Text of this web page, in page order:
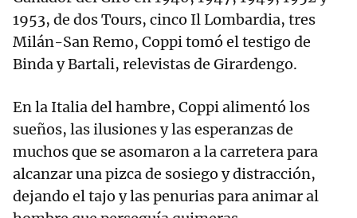
1953, de dos Tours, cinco Il Lombardia, tres
Milán-San Remo, Coppi tomó el testigo de
Binda y Bartali, relevistas de Girardengo.
En la Italia del hambre, Coppi alimentó los
sueños, las ilusiones y las esperanzas de
muchos que se asomaron a la carretera para
alcanzar una pizca de sosiego y distracción,
dejando el tajo y las penurias para animar al